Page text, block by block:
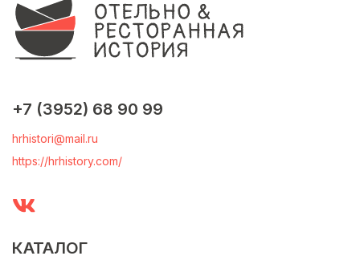
+7 (3952) 68 90 99
hrhistori@mail.ru
https://hrhistory.com/
КАТАЛОГ